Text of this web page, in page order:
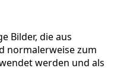
Bilder, die aus
normalerweise zum
werden und als